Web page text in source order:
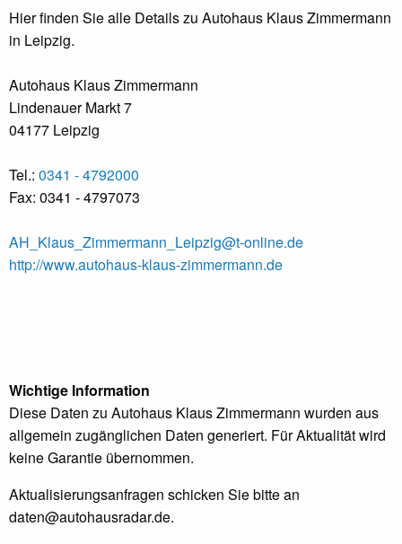
Hier finden Sie alle Details zu Autohaus Klaus Zimmermann
in Leipzig.
Autohaus Klaus Zimmermann
Lindenauer Markt 7
04177 Leipzig
Tel.: 0341 - 4792000
Fax: 0341 - 4797073
AH_Klaus_Zimmermann_Leipzig@t-online.de
http://www.autohaus-klaus-zimmermann.de
Wichtige Information
Diese Daten zu Autohaus Klaus Zimmermann wurden aus
allgemein zugänglichen Daten generiert. Für Aktualität wird
keine Garantie übernommen.
Aktualisierungsanfragen schicken Sie bitte an
daten@autohausradar.de.